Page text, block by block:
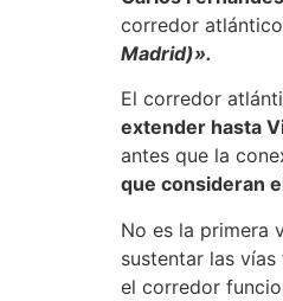
corredor atlántico
Madrid)».
El corredor
extender hasta
antes que la
que consideran
No es la primera
sustentar las
el corredor